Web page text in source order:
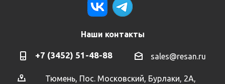
Наши контакты
+7 (3452) 51-48-88 sales@resan.ru
Тюмень, Пос. Московский, Бурлаки, 2А,